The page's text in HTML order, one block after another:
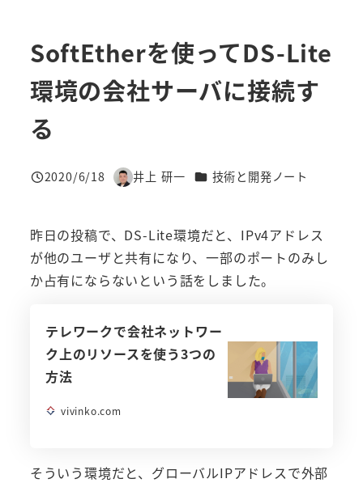
SoftEtherを使ってDS-Lite
環境の会社サーバに接続す
る
投稿日
2020/6/18
著
井上 研一 カテゴリー
技術と開発ノート
昨日の投稿で、DS-Lite環境だと、IPv4アドレス
が他のユーザと共有になり、一部のポートのみし
か占有にならないという話をしました。
テレワークで会社ネットワー
ク上のリソースを使う3つの
方法
vivinko.com
そういう環境だと、グローバルIPアドレスで外部